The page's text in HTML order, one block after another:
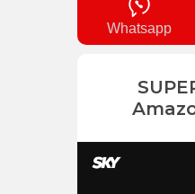
Whatsapp